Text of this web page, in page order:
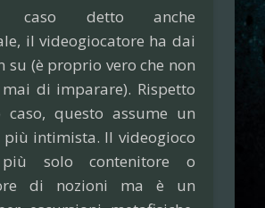
caso detto anche
il videogiocatore ha dai
su (è proprio vero che non
di imparare). Rispetto
questo assume un
più intimista. Il videogioco
solo contenitore o
di nozioni ma è un